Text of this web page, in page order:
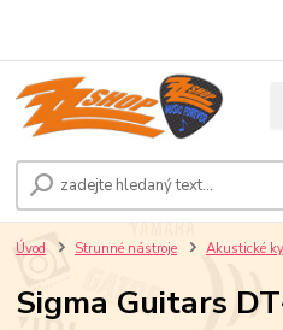
Úvod Strunné nástroje Akustické
Sigma Guitars